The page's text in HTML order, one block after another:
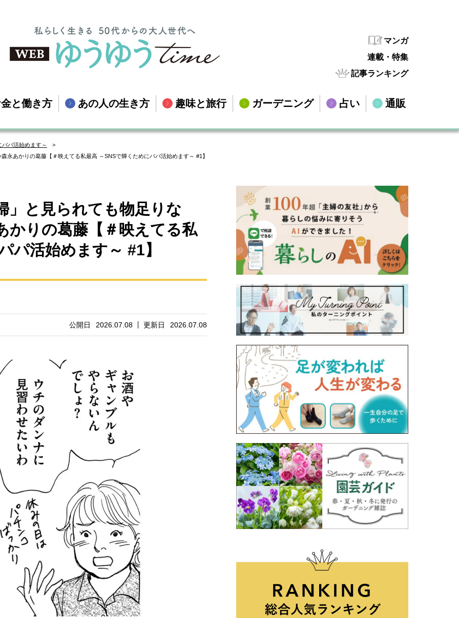
マンガ
連載・特集
記事ランキング
と働き方 あの人の生き方 趣味と旅行 ガーデニング 占い 通販
パ活始めます～
あかりの葛藤【＃映えてる私最高 ～SNSで輝くためにパパ活始めます～ #1】
」と見られても物足りな
りの葛藤【＃映えてる私
パ活始めます～ #1】
公開日 2026.07.08 更新日 2026.07.08